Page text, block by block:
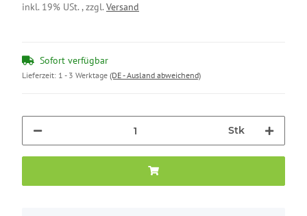
inkl. 19% USt. , zzgl. Versand
Sofort verfügbar
Lieferzeit: 1 - 3 Werktage (DE - Ausland abweichend)
Stk